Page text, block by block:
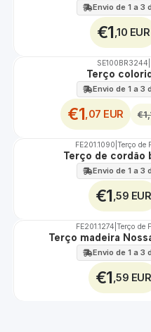
Envio de 1 a 3
€1 ,10 EUR
SE100BR3244
Terço
Envio de 1 a 3
€1 ,07 EUR
FE201.1090 Terço de
Terço de cordão
Envio de 1 a 3
€1 ,59 EUR
Não Disponível
FE201.1274 Terço de
Terço madeira
Envio de 1 a 3
€1 ,59 EUR